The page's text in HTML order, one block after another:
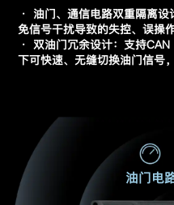
· 油门、通信电路双重隔离设
免信号干扰导致的失控、误操
· 双油门冗余设计：支持
下可快速、无缝切换油门信号
油门电